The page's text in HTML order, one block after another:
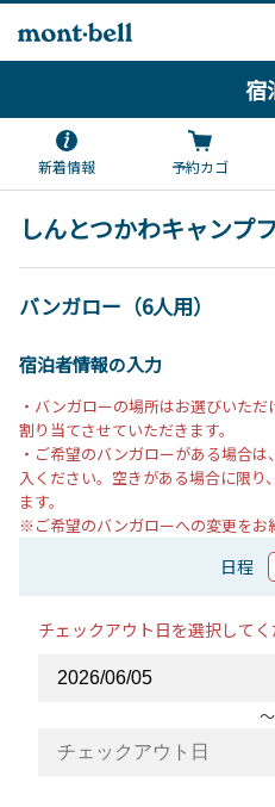
宿
新着情報 予約カゴ
しんとつかわキャンプ
バンガロー（6人用）
宿泊者情報の入力
・バンガローの場所はお選びいた
割り当てさせていただきます。
・ご希望のバンガローがある場合
入ください。空きがある場合に限
ます。
※ご希望のバンガローへの変更をお
日程
チェックアウト日を選択してく
〜